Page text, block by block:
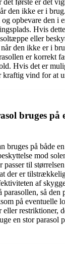
første er det
den ikke er i
opbevare den i
Hvis
eller
den ikke er i
er korrekt
Hvis det er
kraftig vind for at
bruges på
bruges på både
mod
passer til
der er
af
så den
på eventuelle
eller restriktioner,
en stor parasol